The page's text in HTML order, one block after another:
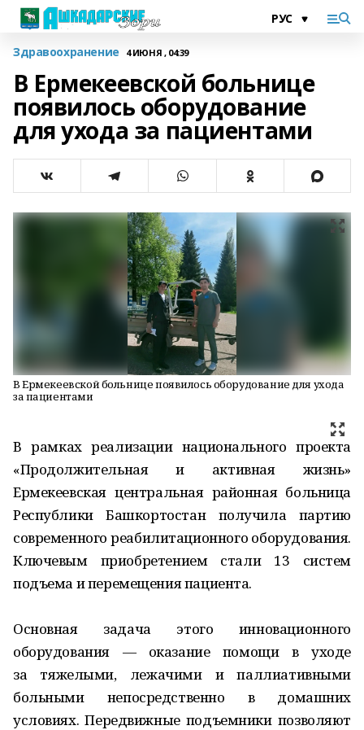
Здравоохранение 4 ИЮНЯ , 04:39
В Ермекеевской больнице
появилось оборудование
для ухода за пациентами
В Ермекеевской больнице появилось оборудование для ухода
за пациентами
В рамках реализации национального проекта
«Продолжительная и активная жизнь»
Ермекеевская центральная районная больница
Республики Башкортостан получила партию
современного реабилитационного оборудования.
Ключевым приобретением стали 13 систем
подъема и перемещения пациента.
Основная задача этого инновационного
оборудования — оказание помощи в уходе
за тяжелыми, лежачими и паллиативными
больными непосредственно в домашних
условиях. Передвижные подъемники позволяют